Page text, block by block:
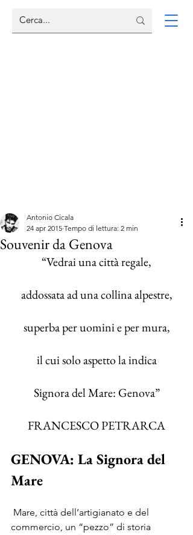
Souvenir da Genova
Antonio Cicala
24 apr 2015 Tempo di lettura: 2 min
“Vedrai una città regale,
addossata ad una collina alpestre,
superba per uomini e per mura,
il cui solo aspetto la indica
Signora del Mare: Genova”
FRANCESCO PETRARCA
GENOVA: La Signora del
Mare
commercio, un “pezzo” di storia